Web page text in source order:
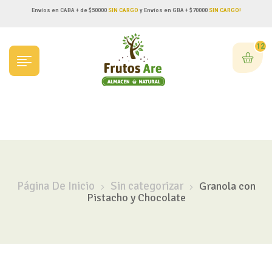
Envíos en CABA + de $50000SIN CARGO y Envíos en GBA + $70000 SIN CARGO!
12
Página De Inicio Sin categorizar
Granola con
Pistacho y Chocolate